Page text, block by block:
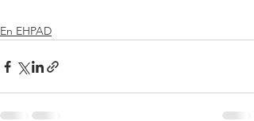
En EHPAD